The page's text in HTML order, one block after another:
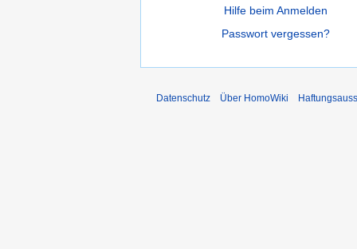
Hilfe beim Anmelden
Passwort vergessen?
Datenschutz Über HomoWiki